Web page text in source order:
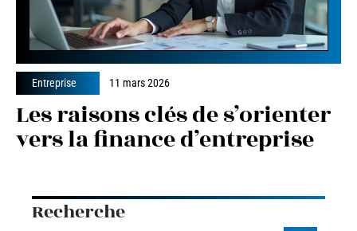
Entreprise 11 mars 2026
Les raisons clés de s’orienter
vers la finance d’entreprise
Recherche